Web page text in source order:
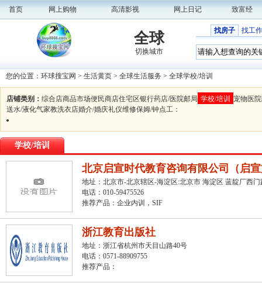
首页 网上购物 高清影视 网上日记 致富经
全球
切换城市
找房子 找工作
您的位置： 环球搜宝网 > 生活黄页 > 全球生活服务 > 全球学校/培训
店铺类别： 综合店商品市场便民商店住宅区银行药店/医院邮局 学校/培训 宠物医院
送水/液化气家教洗衣店婚介/婚庆礼仪维修保姆/钟点工 ：
学校/培训
北京启宣时代教育咨询有限公司（启
地址：北京市-北京辖区-海淀区:北京市 海淀区 蓝靛厂西门
电话：010-59475526
推荐产品： 企业内训，SIF
浙江教育出版社
地址：浙江省杭州市天目山路40号
电话：0571-88909755
推荐产品：